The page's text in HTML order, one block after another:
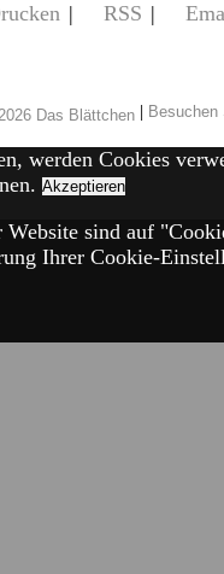
| RSS |
|
werden Cookies
Akzeptieren
sind auf
Ihrer Cookie-